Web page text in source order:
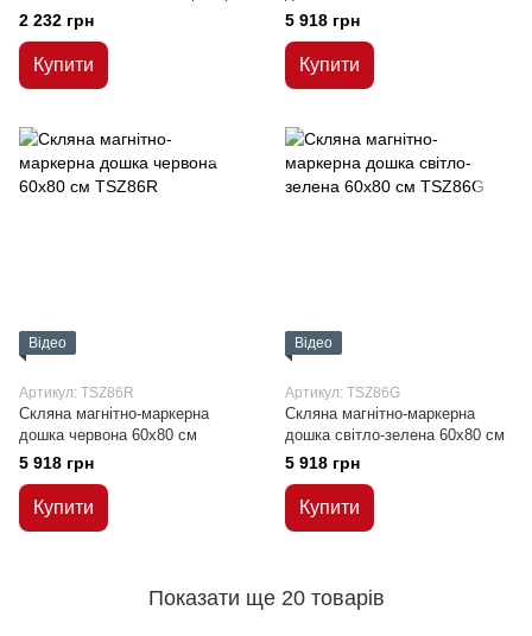
ALU23 срібна матова поверхня
2 232 грн
Купити
5 918 грн
Купити
Відео
Артикул: TSZ86R
Скляна магнітно-маркерна
дошка червона 60x80 см
5 918 грн
Купити
Відео
Артикул: TSZ86G
Скляна магнітно-маркерна
дошка світло-зелена 60x80 см
5 918 грн
Купити
Показати ще 20 товарів